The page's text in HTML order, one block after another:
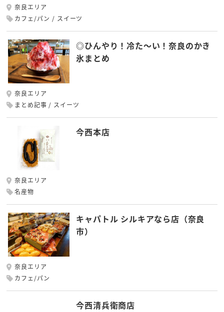
奈良エリア
カフェ/パン
スイーツ
◎ひんやり！冷た～い！奈良のかき
氷まとめ
奈良エリア
まとめ記事
スイーツ
今西本店
奈良エリア
名産物
キャパトル シルキアなら店（奈良
市）
奈良エリア
カフェ/パン
今西清兵衛商店